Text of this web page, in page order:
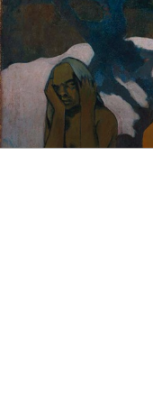
コ
ン
テ
ン
ツ
へ
ス